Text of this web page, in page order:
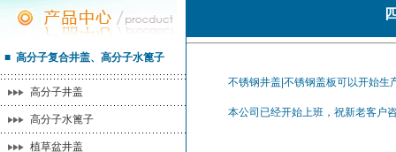
■ 高分子复合井盖、高分子水篦子
高分子井盖
高分子水篦子
植草盆井盖
不锈钢井盖|不锈钢盖板可以开始生
本公司已经开始上班，祝新老客户